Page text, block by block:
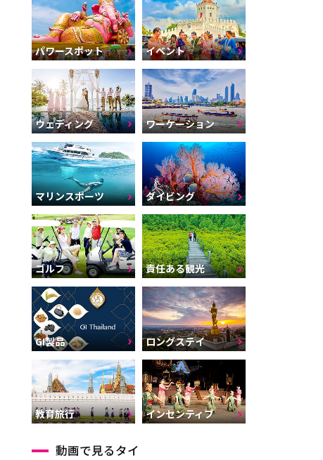
パワースポット イベント
ウェディング ワーケーション
マリンスポーツ ダイビング
ゴルフ 責任ある観光
GI製品 ロングステイ
教育旅行 インセンティブ
動画で見るタイ